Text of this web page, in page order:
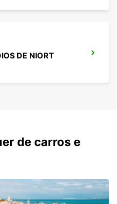
DE NIORT
de carros e